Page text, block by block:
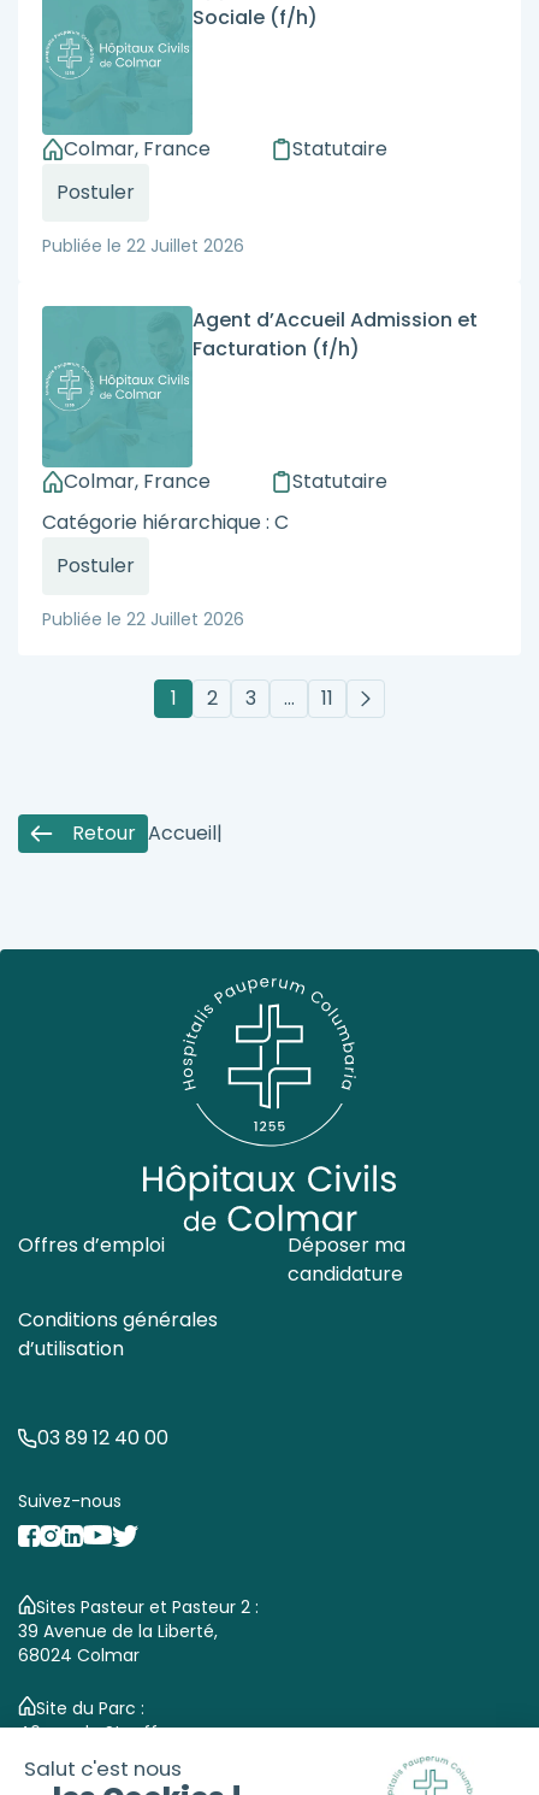
Sociale (f/h)
Colmar, France
Statutaire
Postuler
Publiée le 22 Juillet 2026
Agent d’Accueil Admission et
Facturation (f/h)
Colmar, France
Statutaire
Catégorie hiérarchique : C
Postuler
Publiée le 22 Juillet 2026
1 2 3 … 11
Retour Accueil|
Offres d’emploi
Déposer ma
candidature
Conditions générales
d’utilisation
03 89 12 40 00
Suivez-nous
Sites Pasteur et Pasteur 2 :
39 Avenue de la Liberté,
68024 Colmar
Site du Parc :
46 rue du Stauffen,
68000 Colmar